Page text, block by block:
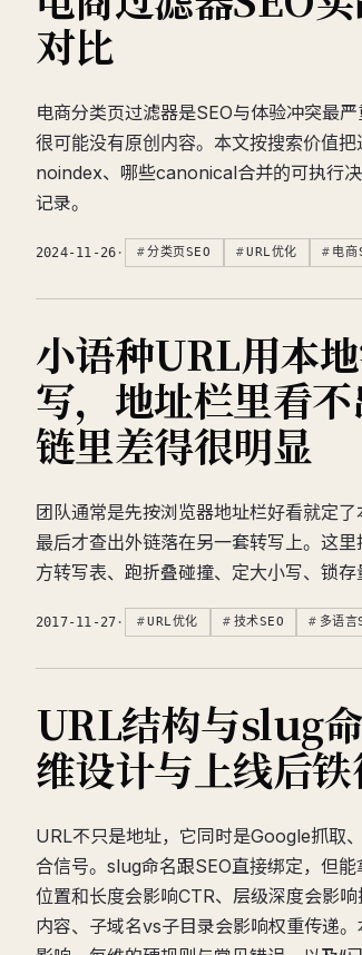
对比
电商分类页过滤器是SEO与体验冲突最
很可能没有原创内容。本文按搜索价值
noindex、哪些canonical合并的可执行
记录。
2024-11-26 · 分类页SEO URL优化 电商
小语种URL用本
写，地址栏里看
链里差得很明显
团队通常是先按浏览器地址栏好看就定
最后才查出外链落在另一套转写上。这
方转写表、跑折叠碰撞、定大小写、锁存
2017-11-27 · URL优化 技术SEO 多语言
URL结构与slug
维设计与上线后
URL不只是地址，它同时是Google抓取
合信号。slug命名跟SEO直接绑定，但
位置和长度会影响CTR、层级深度会影
内容、子域名vs子目录会影响权重传递